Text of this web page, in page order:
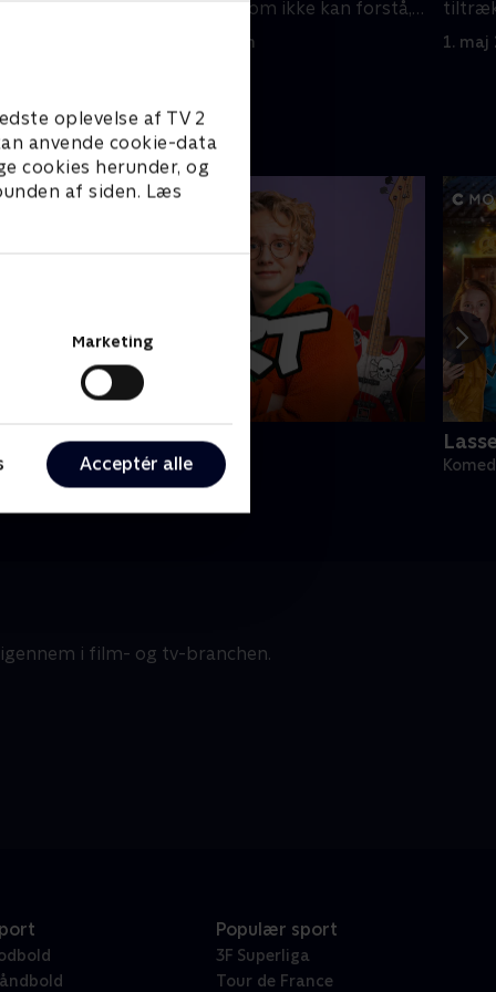
oplevelse af TV 2
anvende cookie-data
cookies herunder, og
af siden. Læs
Marketing
Acceptér alle
Orlando Bloom, som ikke kan forstå,
1. maj 2023 • 28 min 1. maj
Bert (dansk tale)
• 1 sæsoner
i film- og tv-branchen.
Populær sport
3F Superliga
Tour de France